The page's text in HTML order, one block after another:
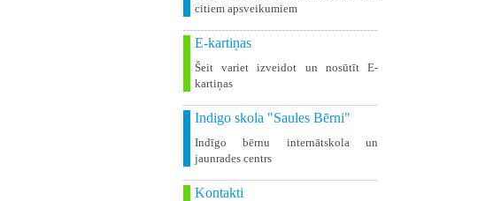
citiem apsveikumiem
E-kartiņas
Šeit variet izveidot un nosūtīt E-
kartiņas
Indigo skola "Saules Bērni"
Indīgo bērnu internātskola un
jaunrades centrs
Kontakti